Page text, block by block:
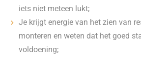
iets niet meteen lukt;
Je krijgt energie van het zien van
monteren en weten dat het goed
voldoening;